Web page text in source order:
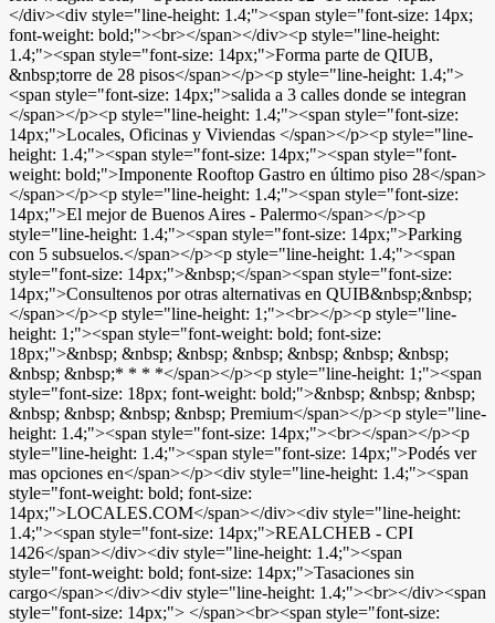
</div><div style="line-height: 1.4;"><span style="font-size: 14px;
font-weight: bold;"><br></span></div><p style="line-height:
1.4;"><span style="font-size: 14px;">Forma parte de QIUB,
&nbsp;torre de 28 pisos</span></p><p style="line-height: 1.4;">
<span style="font-size: 14px;">salida a 3 calles donde se integran
</span></p><p style="line-height: 1.4;"><span style="font-size:
14px;">Locales, Oficinas y Viviendas </span></p><p style="line-
height: 1.4;"><span style="font-size: 14px;"><span style="font-
weight: bold;">Imponente Rooftop Gastro en último piso 28</span>
</span></p><p style="line-height: 1.4;"><span style="font-size:
14px;">El mejor de Buenos Aires - Palermo</span></p><p
style="line-height: 1.4;"><span style="font-size: 14px;">Parking
con 5 subsuelos.</span></p><p style="line-height: 1.4;"><span
style="font-size: 14px;">&nbsp;</span><span style="font-size:
14px;">Consultenos por otras alternativas en QUIB&nbsp;&nbsp;
</span></p><p style="line-height: 1;"><br></p><p style="line-
height: 1;"><span style="font-weight: bold; font-size:
18px;">&nbsp; &nbsp; &nbsp; &nbsp; &nbsp; &nbsp; &nbsp;
&nbsp; &nbsp;* * * *</span></p><p style="line-height: 1;"><span
style="font-size: 18px; font-weight: bold;">&nbsp; &nbsp; &nbsp;
&nbsp; &nbsp; &nbsp; &nbsp; Premium</span></p><p style="line-
height: 1.4;"><span style="font-size: 14px;"><br></span></p><p
style="line-height: 1.4;"><span style="font-size: 14px;">Podés ver
mas opciones en</span></p><div style="line-height: 1.4;"><span
style="font-weight: bold; font-size:
14px;">LOCALES.COM</span></div><div style="line-height:
1.4;"><span style="font-size: 14px;">REALCHEB - CPI
1426</span></div><div style="line-height: 1.4;"><span
style="font-weight: bold; font-size: 14px;">Tasaciones sin
cargo</span></div><div style="line-height: 1.4;"><br></div><span
style="font-size: 14px;"> </span><br><span style="font-size: